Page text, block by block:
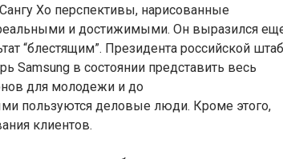
Хо перспективы, нарисованные
и достижимыми. Он выразился
“блестящим”. Президента российской
Samsung в состоянии представить весь
для молодежи и до
пользуются деловые люди. Кроме этого,
клиентов.